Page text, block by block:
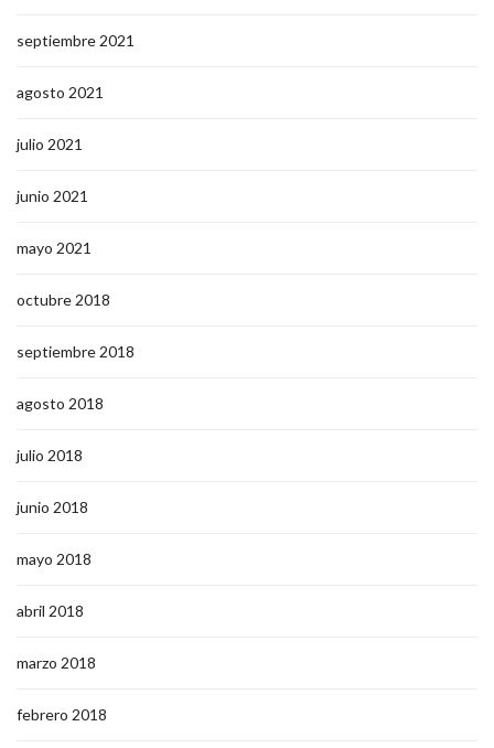
septiembre 2021
agosto 2021
julio 2021
junio 2021
mayo 2021
octubre 2018
septiembre 2018
agosto 2018
julio 2018
junio 2018
mayo 2018
abril 2018
marzo 2018
febrero 2018